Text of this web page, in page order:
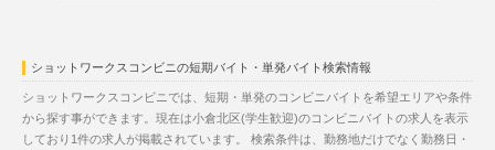
ショットワークスコンビニの短期バイト・単発バイト検索情報
ショットワークスコンビニでは、短期・単発のコンビニバイトを希望エリアや条件
から探す事ができます。現在は小倉北区(学生歓迎)のコンビニバイトの求人を表示
しており1件の求人が掲載されています。 検索条件は、勤務地だけでなく勤務日・